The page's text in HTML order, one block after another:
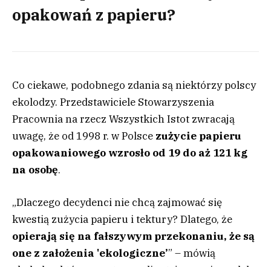
opakowań z papieru?
Co ciekawe, podobnego zdania są niektórzy polscy
ekolodzy. Przedstawiciele Stowarzyszenia
Pracownia na rzecz Wszystkich Istot zwracają
uwagę, że od 1998 r. w Polsce zużycie papieru
opakowaniowego wzrosło od 19 do aż 121 kg
na osobę.
„Dlaczego decydenci nie chcą zajmować się
kwestią zużycia papieru i tektury? Dlatego, że
opierają się na fałszywym przekonaniu, że są
one z założenia 'ekologiczne’” – mówią